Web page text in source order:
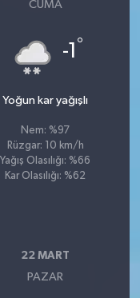
CUMA
-1 °
Yoğun kar yağışlı
Nem: %97
Rüzgar: 10 km/h
Yağış Olasılığı: %66
Kar Olasılığı: %62
22 MART
PAZAR